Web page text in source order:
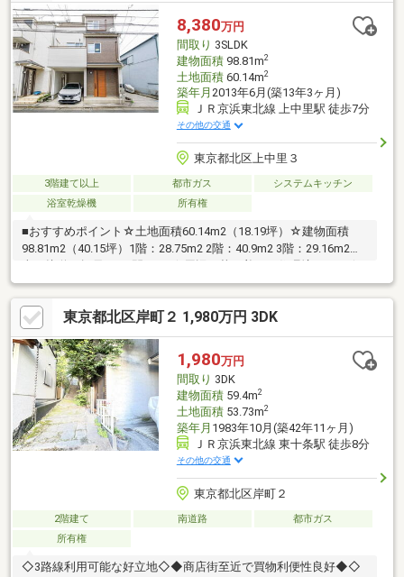
ニター付インターフォンや電子ロックキーなど防犯性も高めれて
います！◆「堀船小学校」徒歩約5分！子育て世帯にもぴったり
です！
8,380万円
間取り 3SLDK
建物面積98.81m2
土地面積60.14m2
築年月 2013年6月(築13年3ヶ月)
ＪＲ京浜東北線 上中里駅 徒歩7分
その他の交通
東京都北区上中里３
3階建て以上 都市ガス
システムキッチン
浴室乾燥機
所有権
■おすすめポイント☆土地面積60.14m2（18.19坪）☆建物面積
98.81m2（40.15坪）1階：28.75m2 2階：40.9m2 3階：29.16m2☆
室内一部リフォーム予定・壁紙新規交換 ・浴室クッションフロ
ア新規交換・カーテンレール交換 ・給湯器交換 ・建具一部交
換・ハウスクリーニング etc…■周辺環境・ファミリーマート 上
中里三丁目店 徒歩2分・まいばすけっと都電梶原駅南 徒歩2分
東京都北区岸町２ 1,980万円 3DK
1,980万円
間取り 3DK
建物面積59.4m2
土地面積53.73m2
築年月 1983年10月(築42年11ヶ月)
ＪＲ京浜東北線 東十条駅 徒歩8分
その他の交通
東京都北区岸町２
2階建て 南道路
都市ガス
所有権
◇3路線利用可能な好立地◇◆商店街至近で買物利便性良好◆◇